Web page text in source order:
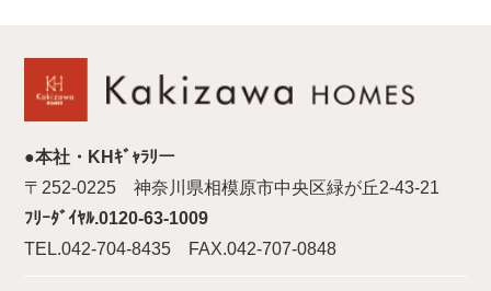
●本社・KHｷﾞｬﾗﾘー
〒252-0225 神奈川県相模原市中央区緑が丘2-43-21
ﾌﾘｰﾀﾞｲﾔﾙ.0120-63-1009
TEL.042-704-8435 FAX.042-707-0848